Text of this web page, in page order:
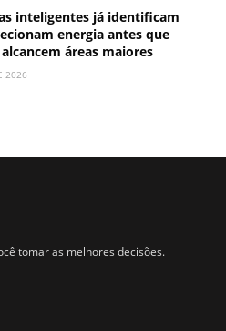
inteligentes já identificam
energia antes que
áreas maiores
2026
tomar as melhores decisões.